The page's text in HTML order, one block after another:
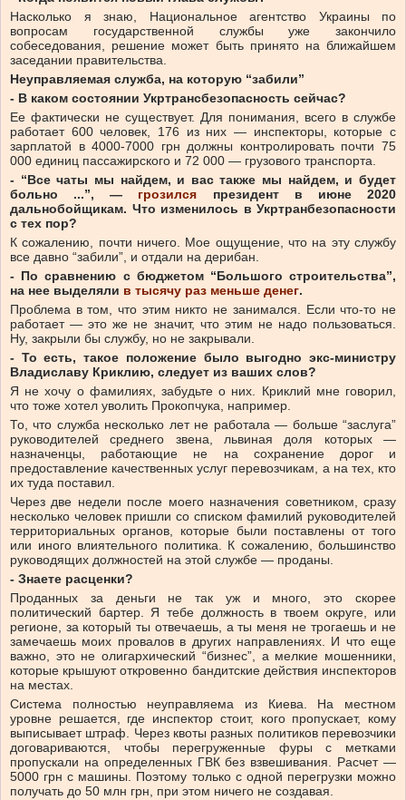
Насколько я знаю, Национальное агентство Украины по
вопросам государственной службы уже закончило
собеседования, решение может быть принято на ближайшем
заседании правительства.
Неуправляемая служба, на которую “забили”
- В каком состоянии Укртрансбезопасность сейчас?
Ее фактически не существует. Для понимания, всего в службе
работает 600 человек, 176 из них — инспекторы, которые с
зарплатой в 4000-7000 грн должны контролировать почти 75
000 единиц пассажирского и 72 000 — грузового транспорта.
- “Все чаты мы найдем, и вас также мы найдем, и будет
больно ...”, — грозился президент в июне 2020
дальнобойщикам. Что изменилось в Укртранбезопасности
с тех пор?
К сожалению, почти ничего. Мое ощущение, что на эту службу
все давно “забили”, и отдали на дерибан.
- По сравнению с бюджетом “Большого строительства”,
на нее выделяли в тысячу раз меньше денег.
Проблема в том, что этим никто не занимался. Если что-то не
работает — это же не значит, что этим не надо пользоваться.
Ну, закрыли бы службу, но не закрывали.
- То есть, такое положение было выгодно экс-министру
Владиславу Криклию, следует из ваших слов?
Я не хочу о фамилиях, забудьте о них. Криклий мне говорил,
что тоже хотел уволить Прокопчука, например.
То, что служба несколько лет не работала — больше “заслуга”
руководителей среднего звена, львиная доля которых —
назначенцы, работающие не на сохранение дорог и
предоставление качественных услуг перевозчикам, а на тех, кто
их туда поставил.
Через две недели после моего назначения советником, сразу
несколько человек пришли со списком фамилий руководителей
территориальных органов, которые были поставлены от того
или иного влиятельного политика. К сожалению, большинство
руководящих должностей на этой службе — проданы.
- Знаете расценки?
Проданных за деньги не так уж и много, это скорее
политический бартер. Я тебе должность в твоем округе, или
регионе, за который ты отвечаешь, а ты меня не трогаешь и не
замечаешь моих провалов в других направлениях. И что еще
важно, это не олигархический “бизнес”, а мелкие мошенники,
которые крышуют откровенно бандитские действия инспекторов
на местах.
Система полностью неуправляема из Киева. На местном
уровне решается, где инспектор стоит, кого пропускает, кому
выписывает штраф. Через квоты разных политиков перевозчики
договариваются, чтобы перегруженные фуры с метками
пропускали на определенных ГВК без взвешивания. Расчет —
5000 грн с машины. Поэтому только с одной перегрузки можно
получать до 50 млн грн, при этом ничего не создавая.